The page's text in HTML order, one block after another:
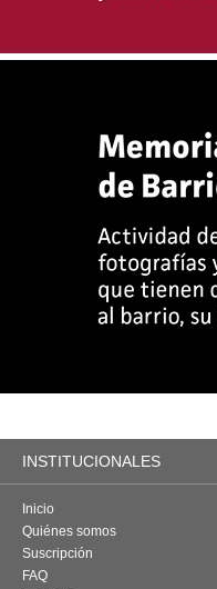
INSTITUCIONALES
Inicio
Quiénes somos
Suscripción
FAQ